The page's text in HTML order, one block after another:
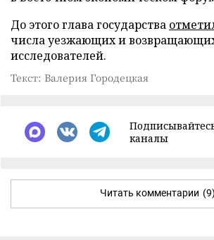
До этого глава государства
числа уезжающих и
исследователей.
Текст: Валерия Городецкая
каналы
Читать комментарии (9)